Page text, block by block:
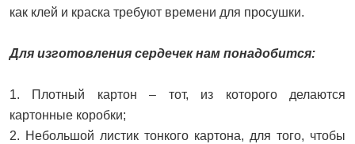
как клей и краска требуют времени для просушки.
Для изготовления сердечек нам понадобится:
1. Плотный картон – тот, из которого делаются
картонные коробки;
2. Небольшой листик тонкого картона, для того, чтобы